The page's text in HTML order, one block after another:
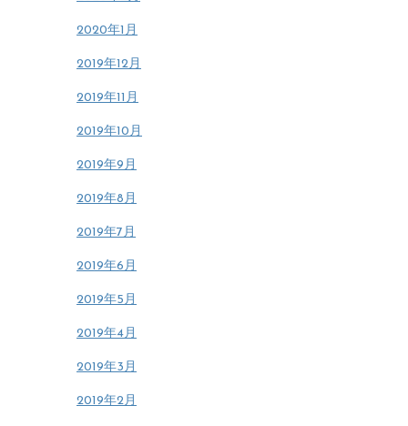
2020年1月
2019年12月
2019年11月
2019年10月
2019年9月
2019年8月
2019年7月
2019年6月
2019年5月
2019年4月
2019年3月
2019年2月